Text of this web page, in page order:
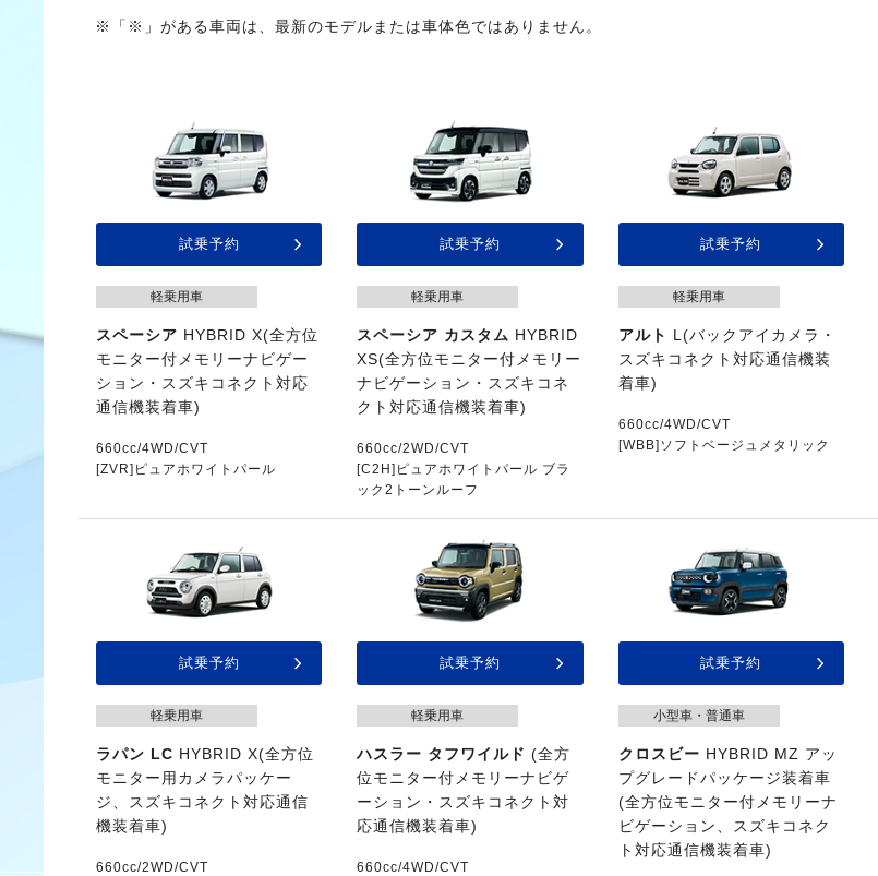
※「※」がある車両は、最新のモデルまたは車体色ではありません。
試乗予約
軽乗用車
スペーシア HYBRID X(全方位
モニター付メモリーナビゲー
ション・スズキコネクト対応
通信機装着車)
660cc/4WD/CVT
[ZVR]ピュアホワイトパール
試乗予約
軽乗用車
スペーシア カスタム HYBRID
XS(全方位モニター付メモリー
ナビゲーション・スズキコネ
クト対応通信機装着車)
660cc/2WD/CVT
[C2H]ピュアホワイトパール ブラ
ック2トーンルーフ
試乗予約
軽乗用車
アルト L(バックアイカメラ・
スズキコネクト対応通信機装
着車)
660cc/4WD/CVT
[WBB]ソフトベージュメタリック
試乗予約
軽乗用車
ラパン LC HYBRID X(全方位
モニター用カメラパッケー
ジ、スズキコネクト対応通信
機装着車)
660cc/2WD/CVT
試乗予約
軽乗用車
ハスラー タフワイルド (全方
位モニター付メモリーナビゲ
ーション・スズキコネクト対
応通信機装着車)
660cc/4WD/CVT
試乗予約
小型車・普通車
クロスビー HYBRID MZ アッ
プグレードパッケージ装着車
(全方位モニター付メモリーナ
ビゲーション、スズキコネク
ト対応通信機装着車)